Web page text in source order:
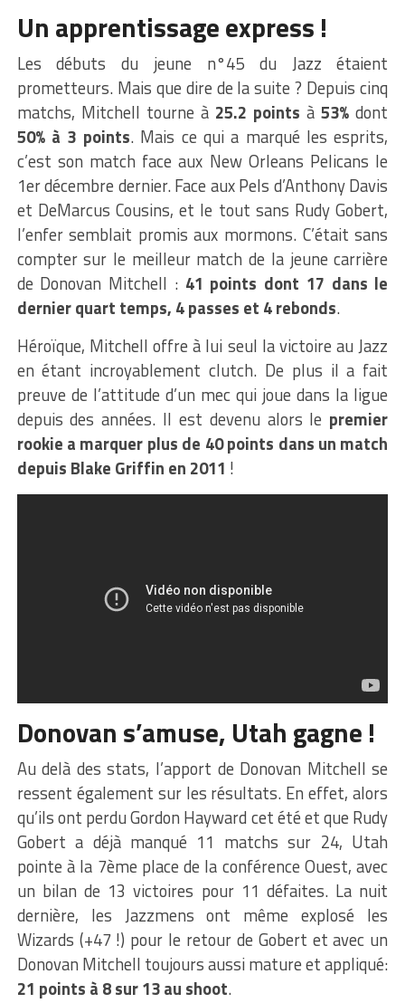
Un apprentissage express !
Les débuts du jeune n°45 du Jazz étaient
prometteurs. Mais que dire de la suite ? Depuis cinq
matchs, Mitchell tourne à 25.2 points à53% dont
50% à 3 points. Mais ce qui a marqué les esprits,
c’est son match face aux New Orleans Pelicans le
1er décembre dernier. Face aux Pels d’Anthony Davis
et DeMarcus Cousins, et le tout sans Rudy Gobert,
l’enfer semblait promis aux mormons. C’était sans
compter sur le meilleur match de la jeune carrière
de Donovan Mitchell : 41 points dont 17 dans le
dernier quart temps, 4 passes et 4 rebonds.
Héroïque, Mitchell offre à lui seul la victoire au Jazz
en étant incroyablement clutch. De plus il a fait
preuve de l’attitude d’un mec qui joue dans la ligue
depuis des années. Il est devenu alors le premier
rookie a marquer plus de 40 points dans un match
depuis Blake Griffin en 2011 !
Donovan s’amuse, Utah gagne !
Au delà des stats, l’apport de Donovan Mitchell se
ressent également sur les résultats. En effet, alors
qu’ils ont perdu Gordon Hayward cet été et que Rudy
Gobert a déjà manqué 11 matchs sur 24, Utah
pointe à la 7ème place de la conférence Ouest, avec
un bilan de 13 victoires pour 11 défaites. La nuit
dernière, les Jazzmens ont même explosé les
Wizards (+47 !) pour le retour de Gobert et avec un
Donovan Mitchell toujours aussi mature et appliqué:
21 points à 8 sur 13 au shoot.